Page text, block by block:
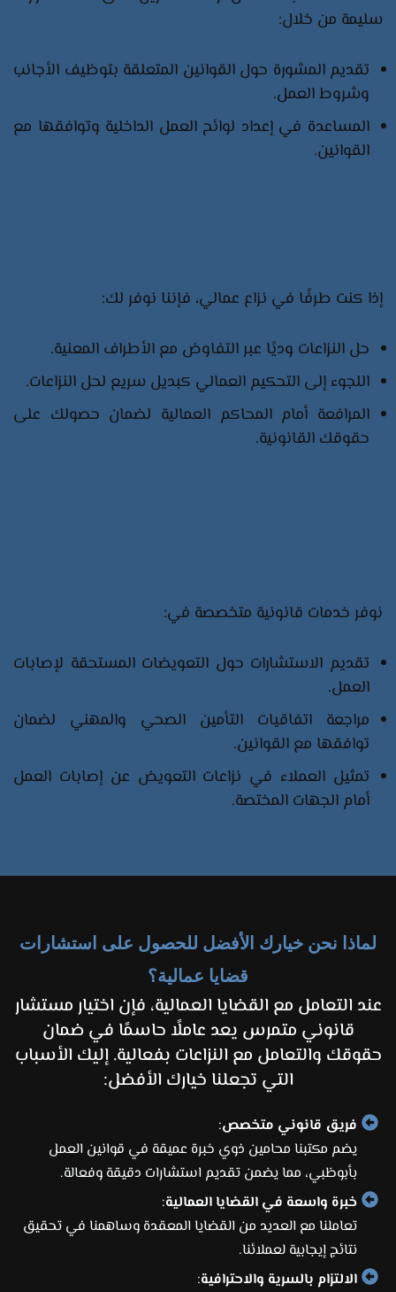
سليمة من خلال:​
تقديم المشورة حول القوانين المتعلقة بتوظيف الأجانب
وشروط العمل.​
المساعدة في إعداد لوائح العمل الداخلية وتوافقها مع
القوانين.
إذا كنت طرفًا في نزاع عمالي، فإننا نوفر لك:​
حل النزاعات وديًا عبر التفاوض مع الأطراف المعنية.​
اللجوء إلى التحكيم العمالي كبديل سريع لحل النزاعات.​
المرافعة أمام المحاكم العمالية لضمان حصولك على
حقوقك القانونية.​
نوفر خدمات قانونية متخصصة في:​
تقديم الاستشارات حول التعويضات المستحقة لإصابات
العمل.​
مراجعة اتفاقيات التأمين الصحي والمهني لضمان
توافقها مع القوانين.​
تمثيل العملاء في نزاعات التعويض عن إصابات العمل
أمام الجهات المختصة.​
لماذا نحن خيارك الأفضل للحصول على استشارات
قضايا عمالية؟
عند التعامل مع القضايا العمالية، فإن اختيار مستشار
قانوني متمرس يعد عاملًا حاسمًا في ضمان
حقوقك والتعامل مع النزاعات بفعالية. إليك الأسباب
التي تجعلنا خيارك الأفضل:
فريق قانوني متخصص:
يضم مكتبنا محامين ذوي خبرة عميقة في قوانين العمل
بأبوظبي، مما يضمن تقديم استشارات دقيقة وفعالة.
خبرة واسعة في القضايا العمالية:
تعاملنا مع العديد من القضايا المعقدة وساهمنا في تحقيق
نتائج إيجابية لعملائنا.
الالتزام بالسرية والاحترافية: